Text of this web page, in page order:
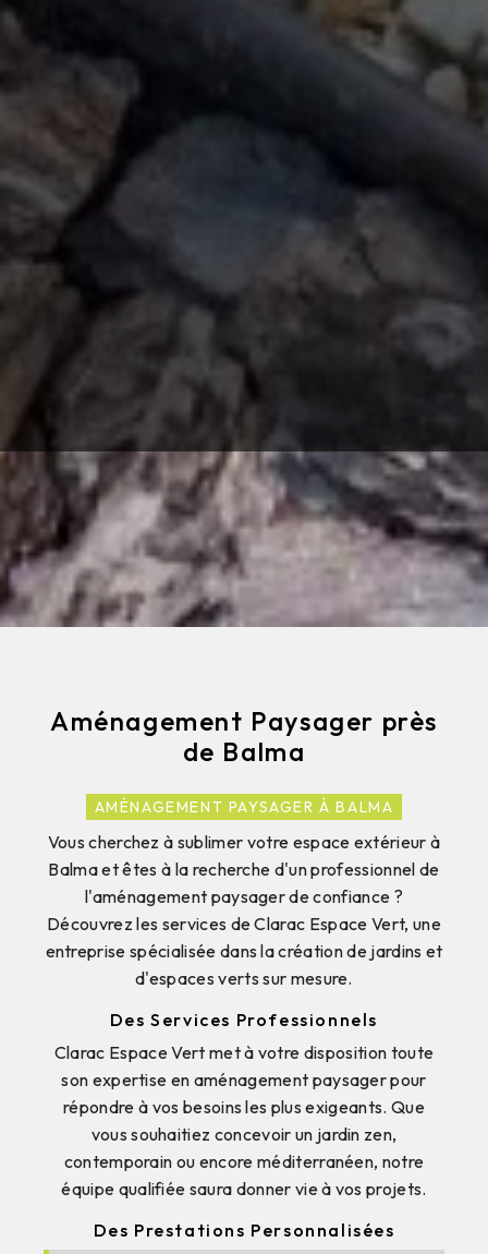
Aménagement Paysager près
de Balma
AMÉNAGEMENT PAYSAGER À BALMA
Vous cherchez à sublimer votre espace extérieur à
Balma et êtes à la recherche d'un professionnel de
l'aménagement paysager de confiance ?
Découvrez les services de Clarac Espace Vert, une
entreprise spécialisée dans la création de jardins et
d'espaces verts sur mesure.
Des Services Professionnels
Clarac Espace Vert met à votre disposition toute
son expertise en aménagement paysager pour
répondre à vos besoins les plus exigeants. Que
vous souhaitiez concevoir un jardin zen,
contemporain ou encore méditerranéen, notre
équipe qualifiée saura donner vie à vos projets.
Des Prestations Personnalisées